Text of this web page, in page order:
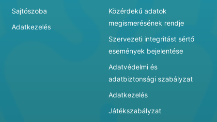
Sajtószoba
Adatkezelés
Közérdekű adatok
megismerésének rendje
Szervezeti integritást sértő
események bejelentése
Adatvédelmi és
adatbiztonsági szabályzat
Adatkezelés
Játékszabályzat